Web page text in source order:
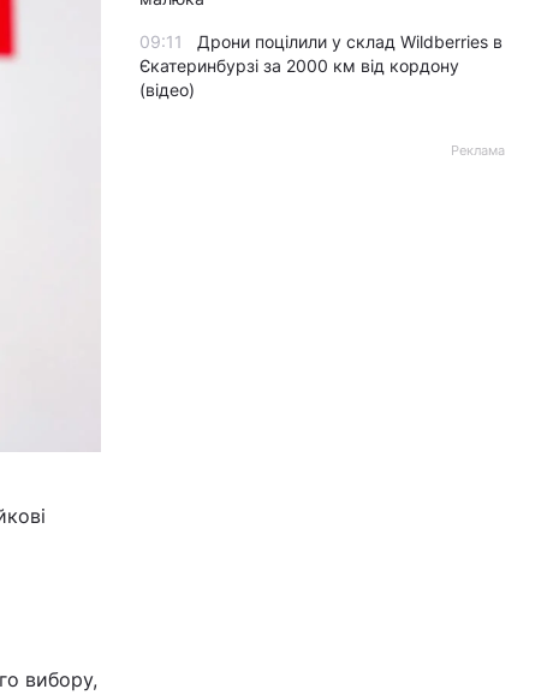
вибору,
09:11
Дрони поцілили у склад Wildberries в
Єкатеринбурзі за 2000 км від кордону
(відео)
Реклама